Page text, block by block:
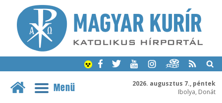
2026. augusztus 7., péntek
Ibolya, Donát
Menü